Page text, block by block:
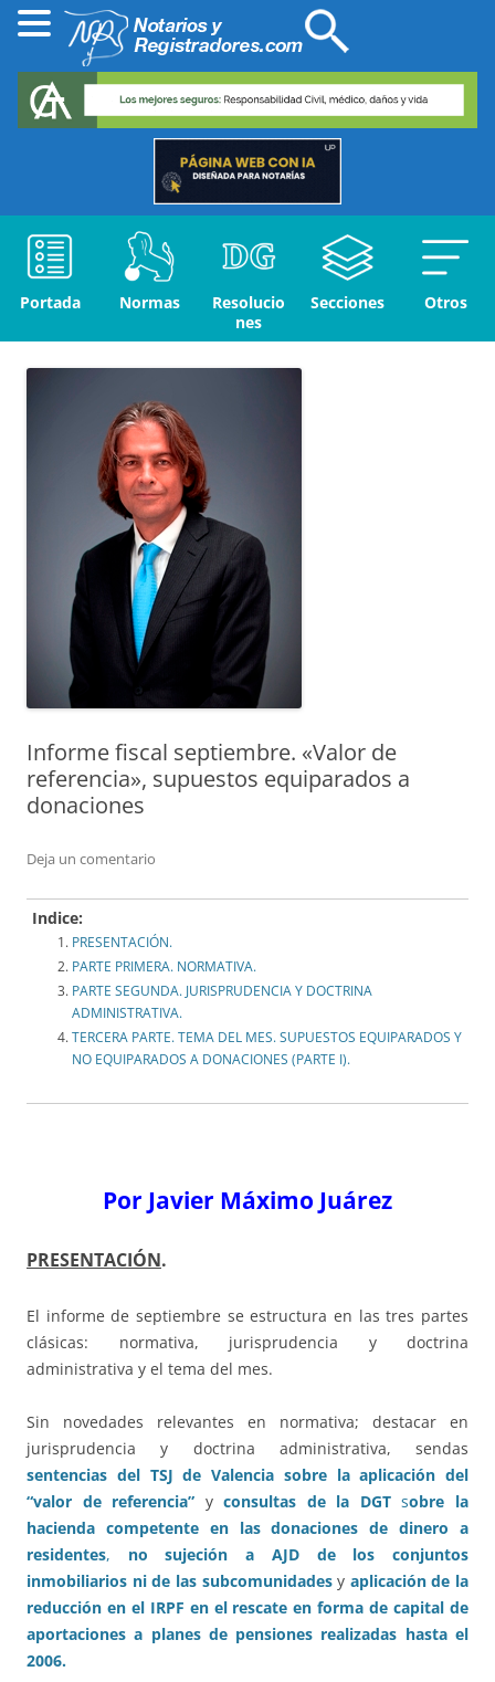
Portada Normas
Resolucio
nes
Secciones Otros
Informe fiscal septiembre. «Valor de
referencia», supuestos equiparados a
donaciones
Deja un comentario
Indice:
PRESENTACIÓN.
PARTE PRIMERA. NORMATIVA.
PARTE SEGUNDA. JURISPRUDENCIA Y DOCTRINA
ADMINISTRATIVA.
TERCERA PARTE. TEMA DEL MES. SUPUESTOS EQUIPARADOS Y
NO EQUIPARADOS A DONACIONES (PARTE I).
Por Javier Máximo Juárez
PRESENTACIÓN.
El informe de septiembre se estructura en las tres partes
clásicas: normativa, jurisprudencia y doctrina
administrativa y el tema del mes.
Sin novedades relevantes en normativa; destacar en
jurisprudencia y doctrina administrativa, sendas
sentencias del TSJ de Valencia sobre la aplicación del
“valor de referencia” yconsultas de la DGTsobre la
hacienda competente en las donaciones de dinero a
residentes,
no sujeción a AJD de los conjuntos
inmobiliarios ni de las subcomunidades y aplicación de la
reducción en el IRPF en el rescate en forma de capital de
aportaciones a planes de pensiones realizadas hasta el
2006.